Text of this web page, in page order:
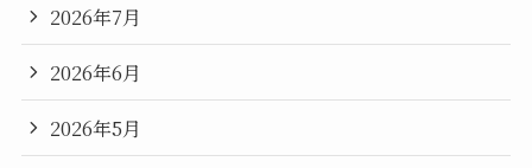
2026年7月
2026年6月
2026年5月